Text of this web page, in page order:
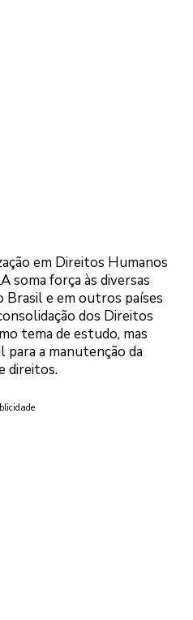
em Direitos Humanos
soma força às diversas
Brasil e em outros países
dos Direitos
tema de estudo, mas
para a manutenção da
direitos.